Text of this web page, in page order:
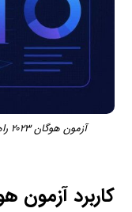
کاربرد آزمون